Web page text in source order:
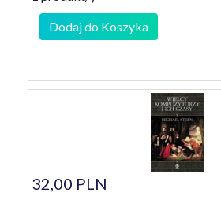
Dodaj do Koszyka
32,00 PLN